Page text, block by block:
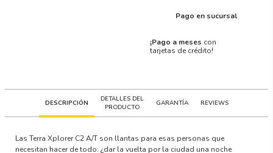
Pago en sucursal
¡Pago a meses con
tarjetas de crédito!
DESCRIPCIÓN
DETALLES DEL
PRODUCTO
GARANTÍA REVIEWS
Las Terra Xplorer C2 A/T son llantas para esas personas que
necesitan hacer de todo: ¿dar la vuelta por la ciudad una noche